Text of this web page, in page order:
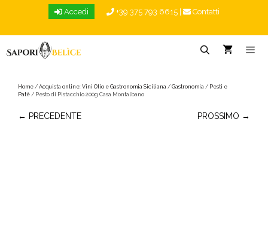
Accedi +39 375 793 6615 Contatti
Home / Acquista online: Vini Olio e Gastronomia Siciliana / Gastronomia / Pesti e
Patè / Pesto di Pistacchio 200g Casa Montalbano
← PRECEDENTE PROSSIMO →